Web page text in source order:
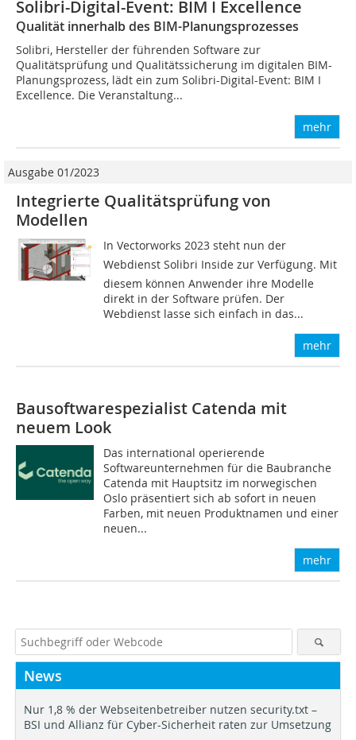
Solibri-Digital-Event: BIM I Excellence
Qualität innerhalb des BIM-Planungsprozesses
Solibri, Hersteller der führenden Software zur
Qualitätsprüfung und Qualitätssicherung im digitalen BIM-
Planungsprozess, lädt ein zum Solibri-Digital-Event: BIM I
Excellence. Die Veranstaltung...
mehr
Ausgabe 01/2023
Integrierte Qualitätsprüfung von
Modellen
In Vectorworks 2023 steht nun der
Webdienst Solibri Inside zur Verfügung. Mit
diesem können Anwender ihre Modelle
direkt in der Software prüfen. Der
Webdienst lasse sich einfach in das...
mehr
Bausoftwarespezialist Catenda mit
neuem Look
Das international operierende
Softwareunternehmen für die Baubranche
Catenda mit Hauptsitz im norwegischen
Oslo präsentiert sich ab sofort in neuen
Farben, mit neuen Produktnamen und einer
neuen...
mehr
News
Nur 1,8 % der Webseitenbetreiber nutzen security.txt –
BSI und Allianz für Cyber-Sicherheit raten zur Umsetzung